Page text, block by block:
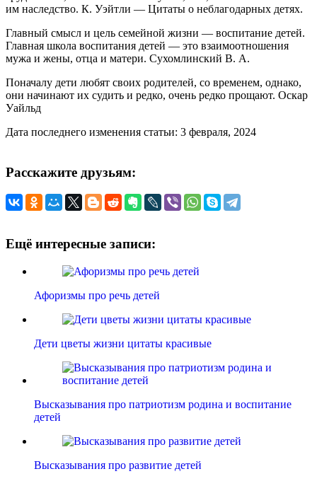
им наследство. К. Уэйтли — Цитаты о неблагодарных детях.
Главный смысл и цель семейной жизни — воспитание детей.
Главная школа воспитания детей — это взаимоотношения
мужа и жены, отца и матери. Сухомлинский В. А.
Поначалу дети любят своих родителей, со временем, однако,
они начинают их судить и редко, очень редко прощают. Оскар
Уайльд
Дата последнего изменения статьи: 3 февраля, 2024
Расскажите друзьям:
Ещё интересные записи:
Афоризмы про речь детей
Дети цветы жизни цитаты красивые
Высказывания про патриотизм родина и воспитание
детей
Высказывания про развитие детей